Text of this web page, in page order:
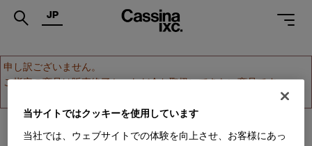
.
PRODUCTS
SERVICES
PROJECTS
JP
申し訳ございません。
ご指定の商品は販売終了か、ただ今お取扱いできない商品です。
当サイトではクッキーを使用しています
当社では、ウェブサイトでの体験を向上させ、お客様にあっ